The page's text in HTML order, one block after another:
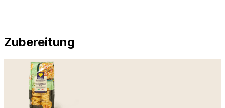
Zubereitung